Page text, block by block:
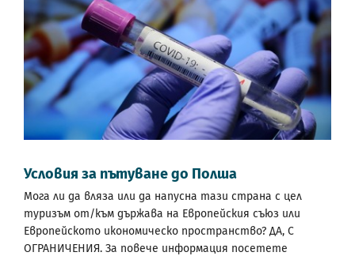
Условия за пътуване до Полша
Мога ли да вляза или да напусна тази страна с цел
туризъм от/към държава на Европейския съюз или
Европейското икономическо пространство? ДА, С
ОГРАНИЧЕНИЯ. За повече информация посетете